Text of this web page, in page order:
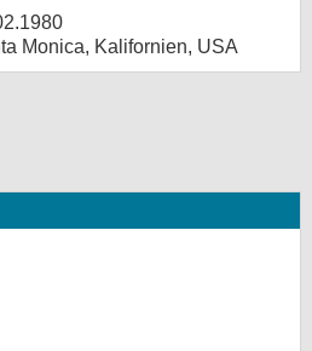
Monica, Kalifornien, USA